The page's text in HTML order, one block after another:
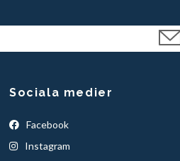
Sociala medier
Facebook
Instagram